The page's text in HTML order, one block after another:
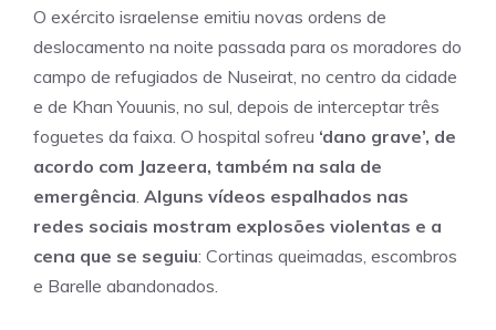
O exército israelense emitiu novas ordens de
deslocamento na noite passada para os moradores do
campo de refugiados de Nuseirat, no centro da cidade
e de Khan Youunis, no sul, depois de interceptar três
foguetes da faixa. O hospital sofreu ‘dano grave’, de
acordo com Jazeera, também na sala de
emergência. Alguns vídeos espalhados nas
redes sociais mostram explosões violentas e a
cena que se seguiu: Cortinas queimadas, escombros
e Barelle abandonados.